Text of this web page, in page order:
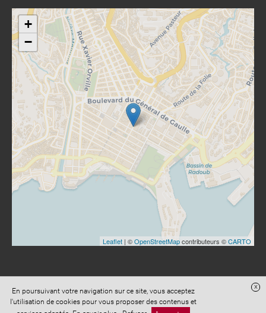
+
−
Leaflet | ©OpenStreetMapcontributeurs ©CARTO
Site réalisé avecDigital Avocat
Accès administration
Confidentialité
Conditions Générales de Vente
En poursuivant votre navigation sur ce site, vous acceptez
l'utilisation de cookies pour vous proposer des contenus et
x